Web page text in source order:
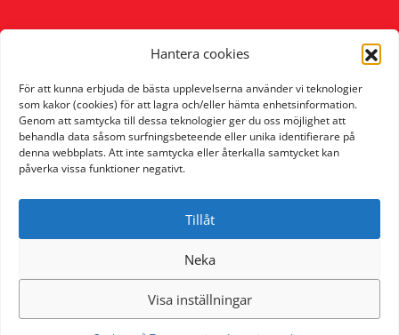
Hantera cookies
För att kunna erbjuda de bästa upplevelserna använder vi teknologier
som kakor (cookies) för att lagra och/eller hämta enhetsinformation.
Genom att samtycka till dessa teknologier ger du oss möjlighet att
behandla data såsom surfningsbeteende eller unika identifierare på
denna webbplats. Att inte samtycka eller återkalla samtycket kan
påverka vissa funktioner negativt.
Tillåt
Neka
Visa inställningar